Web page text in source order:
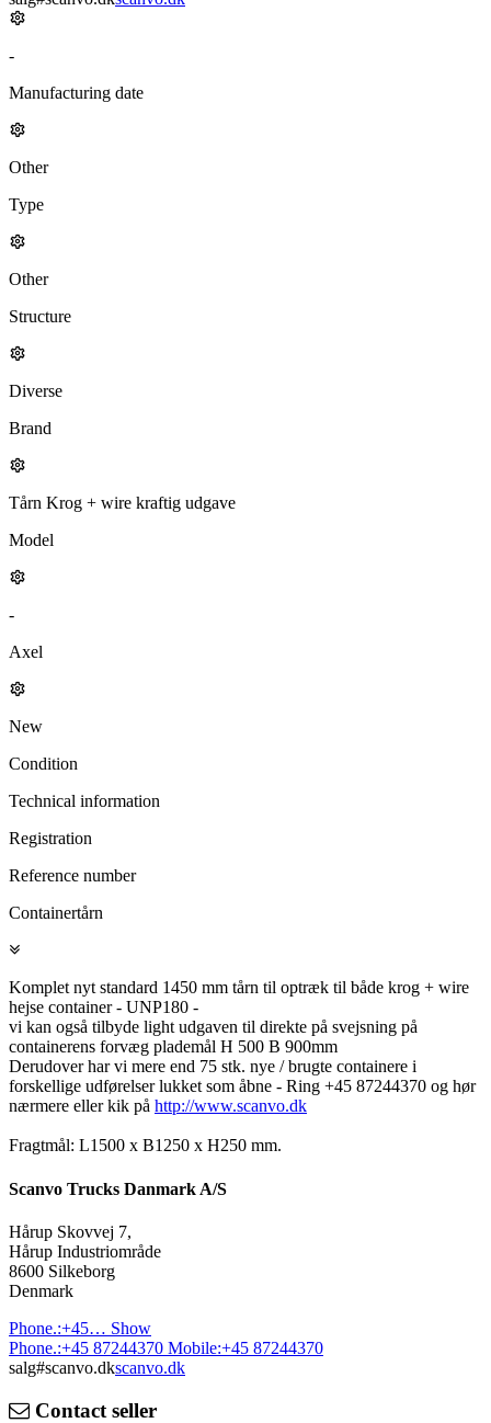
-
Manufacturing date
Other
Type
Other
Structure
Diverse
Brand
Tårn Krog + wire kraftig udgave
Model
-
Axel
New
Condition
Technical information
Registration
Reference number
Containertårn
Komplet nyt standard 1450 mm tårn til optræk til både krog + wire
hejse container - UNP180 -
vi kan også tilbyde light udgaven til direkte på svejsning på
containerens forvæg plademål H 500 B 900mm
Derudover har vi mere end 75 stk. nye / brugte containere i
forskellige udførelser lukket som åbne - Ring +45 87244370 og hør
nærmere eller kik på http://www.scanvo.dk
Fragtmål: L1500 x B1250 x H250 mm.
Scanvo Trucks Danmark A/S
Hårup Skovvej 7,
Hårup Industriområde
8600 Silkeborg
Denmark
Phone.:+45… Show
Phone.:+45 87244370 Mobile:+45 87244370
salg#scanvo.dkscanvo.dk
Contact seller